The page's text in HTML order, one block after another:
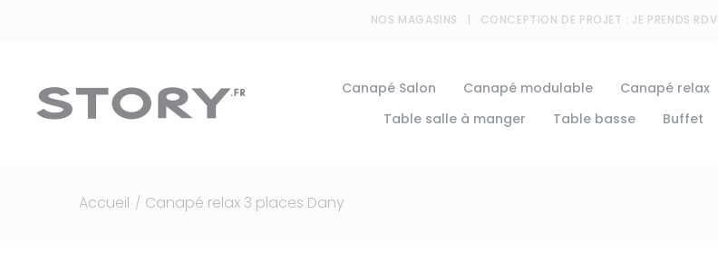
NOS MAGASINS CONCEPTION DE PROJET : JE PRENDS RDV
Canapé Salon Canapé modulable Canapé relax
Table salle à manger
Table basse Buffet
Accueil / Canapé relax 3 places Dany